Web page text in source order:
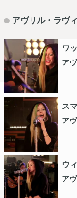
アヴリル・ラヴ
ワ
ア
ス
ア
ウ
ア